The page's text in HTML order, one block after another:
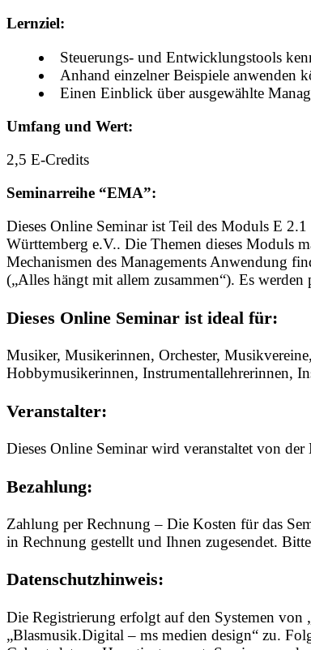
Lernziel:
Steuerungs- und Entwicklungstools
Anhand einzelner Beispiele anwenden
Einen Einblick über ausgewählte
Umfang und Wert:
2,5 E-Credits
Seminarreihe “EMA”:
Dieses Online Seminar ist Teil des Moduls E
Württemberg e.V.. Die Themen dieses Moduls
Mechanismen des Managements Anwendung
(„Alles hängt mit allem zusammen“). Es
Dieses Online Seminar ist ideal für:
Musiker, Musikerinnen, Orchester,
Hobbymusikerinnen, Instrumentallehrerinnen,
Veranstalter:
Dieses Online Seminar wird veranstaltet von
Bezahlung:
Zahlung per Rechnung – Die Kosten für das
in Rechnung gestellt und Ihnen zugesendet.
Datenschutzhinweis:
Die Registrierung erfolgt auf den Systemen
„Blasmusik.Digital – ms medien design“ zu.